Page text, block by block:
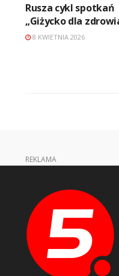
Rusza cykl spotkań
„Giżycko dla
8 KWIETNIA 2026
REKLAMA